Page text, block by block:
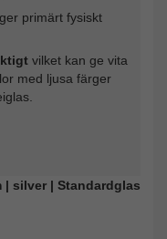
primärt fysiskt
vilket kan ge vita
med ljusa färger
| silver | Standardglas